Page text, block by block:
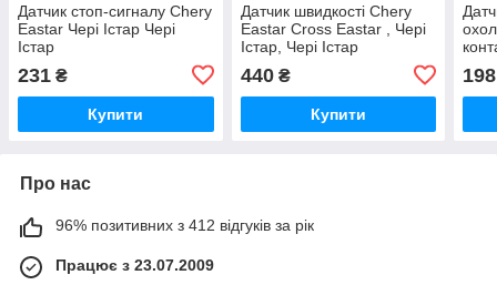
Датчик стоп-сигналу Chery
Eastar Чері Істар Чері
Істар
231 ₴
Купити
Датчик швидкості Chery
Eastar Cross Eastar , Чері
Істар, Чері Істар
440₴
Купити
198
Про нас
96% позитивних з 412 відгуків за рік
Працює з 23.07.2009